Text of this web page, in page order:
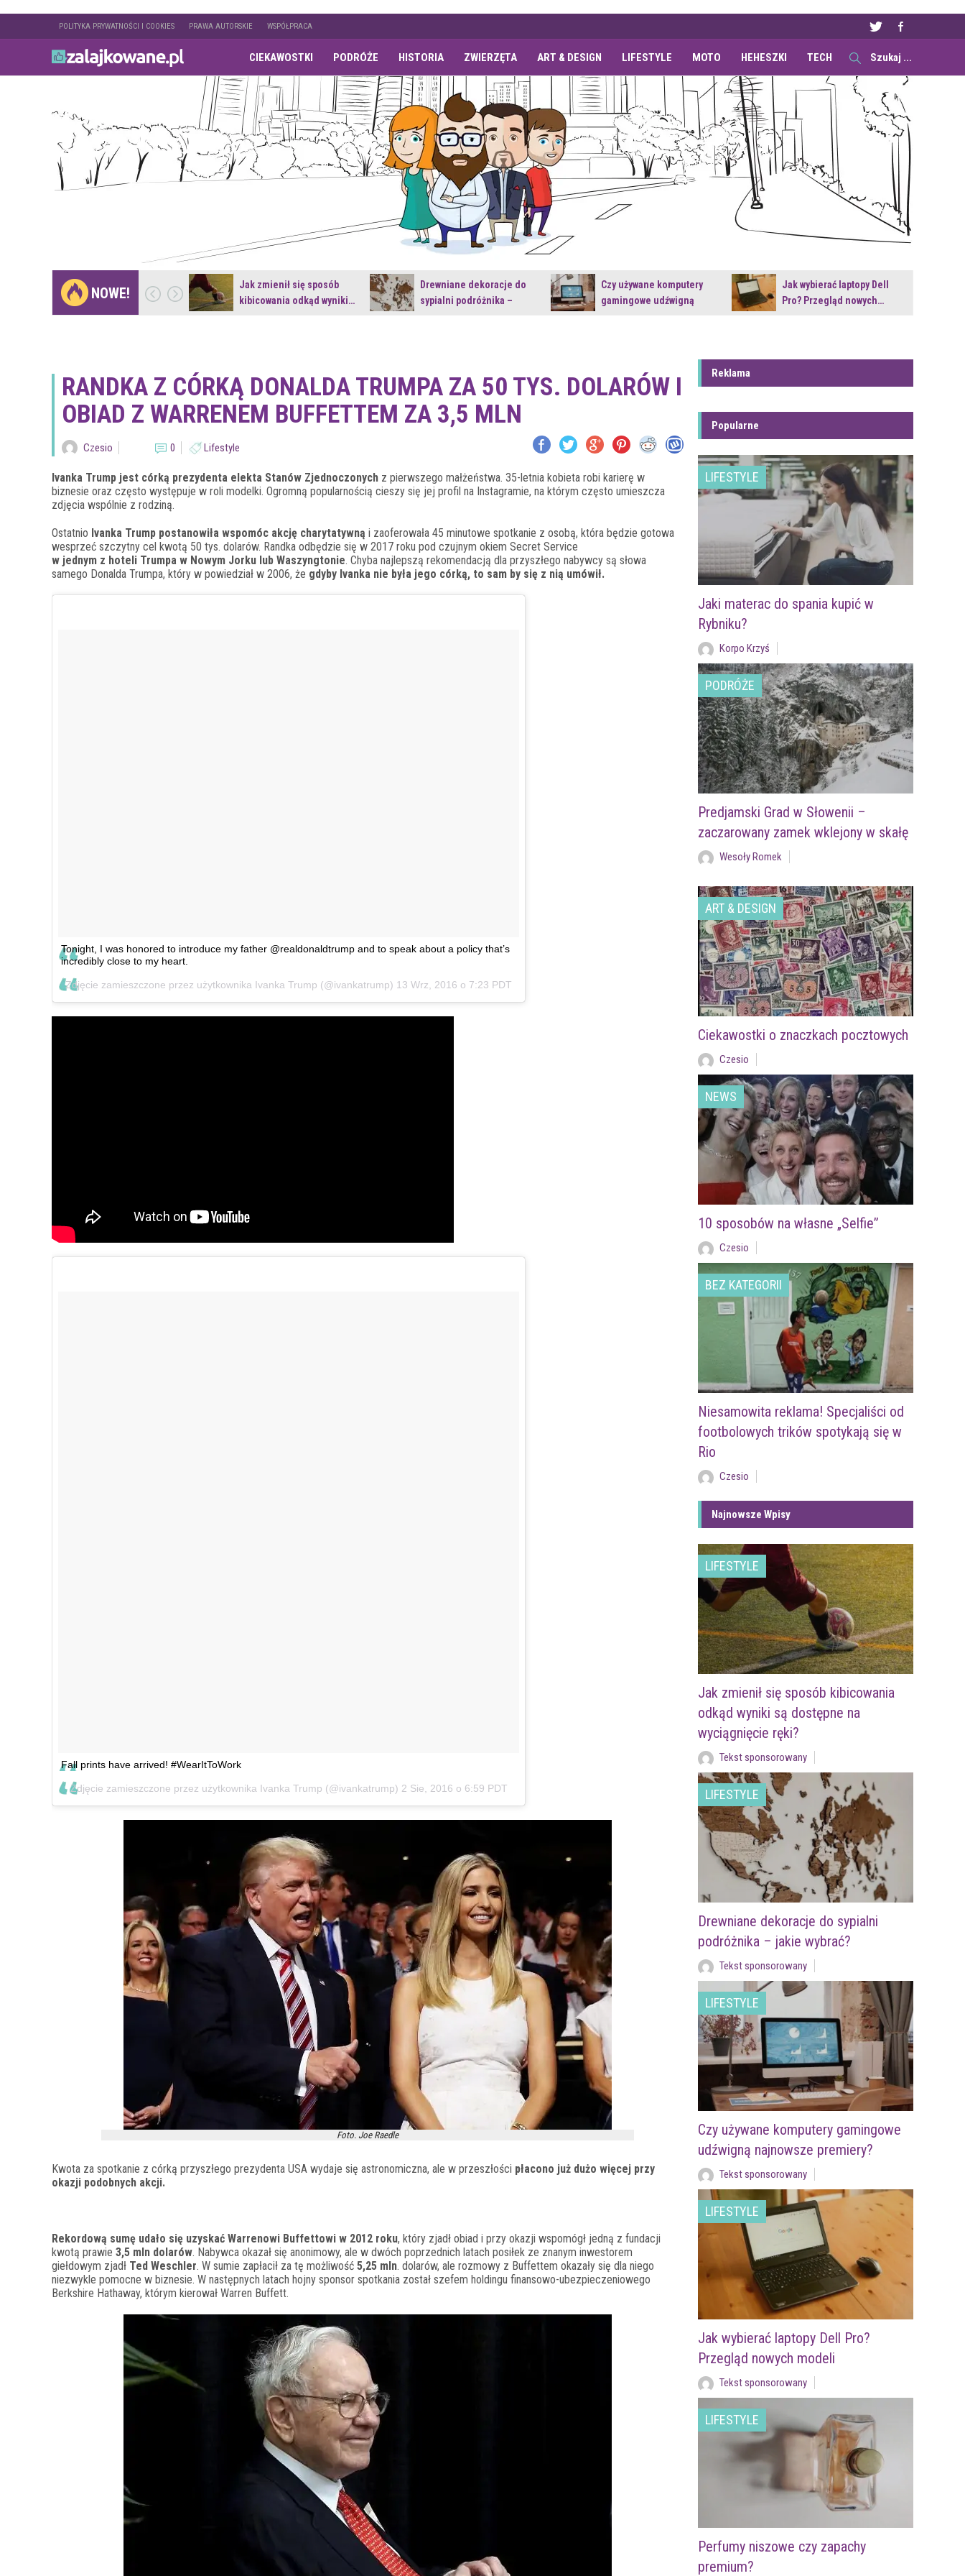
POLITYKA PRYWATNOŚCI I COOKIES PRAWA AUTORSKIE WSPÓŁPRACA
CIEKAWOSTKI PODRÓŻE HISTORIA ZWIERZĘTA ART & DESIGN LIFESTYLE MOTO HEHESZKI TECH
NOWE!
Gdzie pojechać na
weekend z naturą w…
Jak zmienił się sposób
kibicowania odkąd wyniki…
Drewniane dekoracje do
sypialni podróżnika –
Czy używane komputery
gamingowe udźwigną
Jak wybierać laptopy Dell
Pro? Przegląd nowych…
RANDKA Z CÓRKĄ DONALDA TRUMPA ZA 50 TYS. DOLARÓW I
OBIAD Z WARRENEM BUFFETTEM ZA 3,5 MLN
Czesio 0 Lifestyle
Ivanka Trump jest córką prezydenta elekta Stanów Zjednoczonych z pierwszego małżeństwa. 35-letnia kobieta robi karierę w
biznesie oraz często występuje w roli modelki. Ogromną popularnością cieszy się jej profil na Instagramie, na którym często umieszcza
zdjęcia wspólnie z rodziną.
Ostatnio Ivanka Trump postanowiła wspomóc akcję charytatywną i zaoferowała 45 minutowe spotkanie z osobą, która będzie gotowa
wesprzeć szczytny cel kwotą 50 tys. dolarów. Randka odbędzie się w 2017 roku pod czujnym okiem Secret Service
w jednym z hoteli Trumpa w Nowym Jorku lub Waszyngtonie. Chyba najlepszą rekomendacją dla przyszłego nabywcy są słowa
samego Donalda Trumpa, który w powiedział w 2006, że gdyby Ivanka nie była jego córką, to sam by się z nią umówił.
Tonight, I was honored to introduce my father @realdonaldtrump and to speak about a policy that’s
incredibly close to my heart.
Zdjęcie zamieszczone przez użytkownika Ivanka Trump (@ivankatrump) 13 Wrz, 2016 o 7:23 PDT
Fall prints have arrived! #WearItToWork
Zdjęcie zamieszczone przez użytkownika Ivanka Trump (@ivankatrump) 2 Sie, 2016 o 6:59 PDT
Foto. Joe Raedle
Kwota za spotkanie z córką przyszłego prezydenta USA wydaje się astronomiczna, ale w przeszłości płacono już dużo więcej przy
okazji podobnych akcji.
Rekordową sumę udało się uzyskać Warrenowi Buffettowi w 2012 roku, który zjadł obiad i przy okazji wspomógł jedną z fundacji
kwotą prawie 3,5 mln dolarów. Nabywca okazał się anonimowy, ale w dwóch poprzednich latach posiłek ze znanym inwestorem
giełdowym zjadł Ted Weschler. W sumie zapłacił za tę możliwość 5,25 mln. dolarów, ale rozmowy z Buffettem okazały się dla niego
niezwykle pomocne w biznesie. W następnych latach hojny sponsor spotkania został szefem holdingu finansowo-ubezpieczeniowego
Berkshire Hathaway, którym kierował Warren Buffett.
Reklama
Popularne
LIFESTYLE
Jaki materac do spania kupić w
Rybniku?
Korpo Krzyś
PODRÓŻE
Predjamski Grad w Słowenii –
zaczarowany zamek wklejony w skałę
Wesoły Romek
ART & DESIGN
Ciekawostki o znaczkach pocztowych
Czesio
NEWS
10 sposobów na własne „Selfie”
Czesio
BEZ KATEGORII
Niesamowita reklama! Specjaliści od
footbolowych trików spotykają się w
Rio
Czesio
Najnowsze Wpisy
LIFESTYLE
Jak zmienił się sposób kibicowania
odkąd wyniki są dostępne na
wyciągnięcie ręki?
Tekst sponsorowany
LIFESTYLE
Drewniane dekoracje do sypialni
podróżnika – jakie wybrać?
Tekst sponsorowany
LIFESTYLE
Czy używane komputery gamingowe
udźwigną najnowsze premiery?
Tekst sponsorowany
LIFESTYLE
Jak wybierać laptopy Dell Pro?
Przegląd nowych modeli
Tekst sponsorowany
LIFESTYLE
Perfumy niszowe czy zapachy
premium?